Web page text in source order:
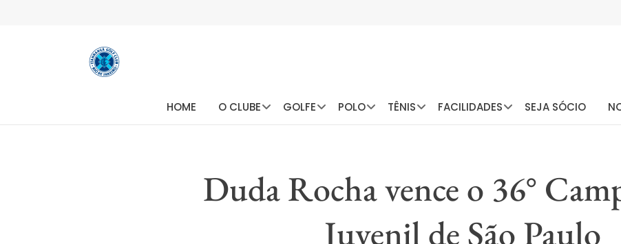
HOME O CLUBE GOLFE POLO TÊNIS FACILIDADES SEJA SÓCIO
Duda Rocha vence o 36°
Juvenil de São Paulo